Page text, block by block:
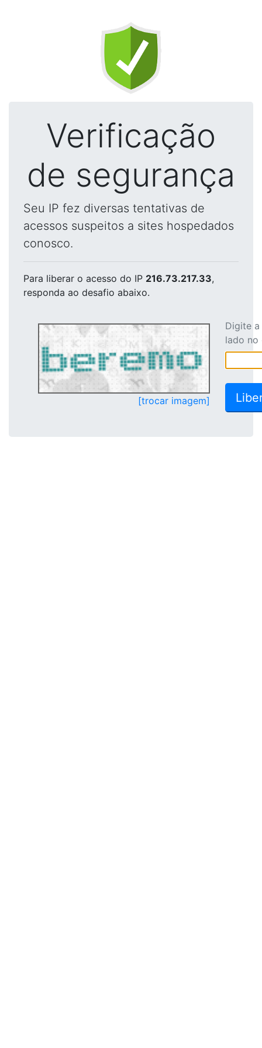
Verificação
de segurança
Seu IP fez diversas tentativas de
acessos suspeitos a sites hospedados
conosco.
Para liberar o acesso do IP 216.73.217.33,
responda ao desafio abaixo.
[trocar imagem]
Digite
lado no